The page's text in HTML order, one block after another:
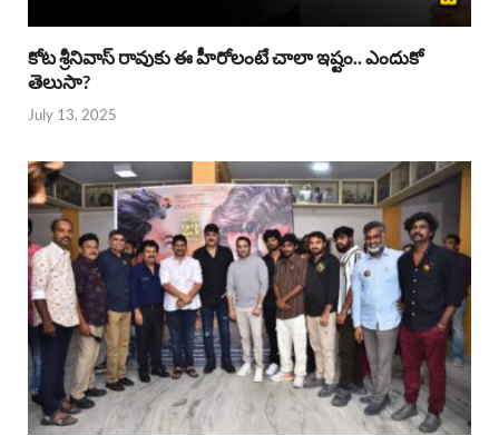
కోట శ్రీనివాస్ రావుకు ఈ హీరోలంటే చాలా ఇష్టం.. ఎందుకో
తెలుసా?
July 13, 2025